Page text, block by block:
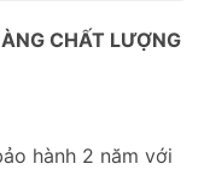
CHẤT LƯỢNG
hành 2 năm với